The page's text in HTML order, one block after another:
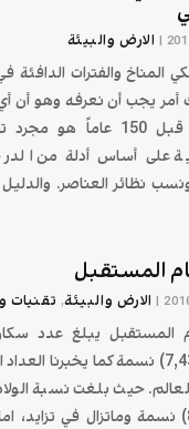
| الارض والبيئة
المناخ والفترات الدافئة
يجب أن نعرفه وهو أن
حرارة العالم قبل 150
على أساس أدلة من
نظائر العناصر.
المستقبل
| الارض والبيئة, تقنیات
يبلغ عدد سكان
(7,439,599,222) نسمة كما يخبرنا
حيث بلغت نسبة
(82,390,242) نسمة وماتزال في